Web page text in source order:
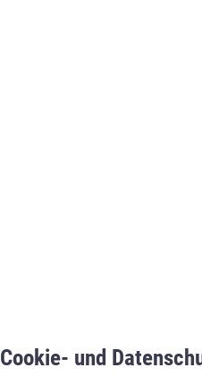
Cookie- und